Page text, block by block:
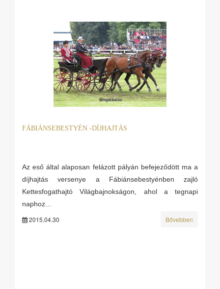
FÁBIÁNSEBESTYÉN -DÍ­JHAJTÁS
Az eső által alaposan felázott pályán befejeződött ma a
díjhajtás versenye a Fábiánsebestyénben zajló
Kettesfogathajtó Világbajnokságon, ahol a tegnapi
naphoz...
2015.04.30 Bővebben